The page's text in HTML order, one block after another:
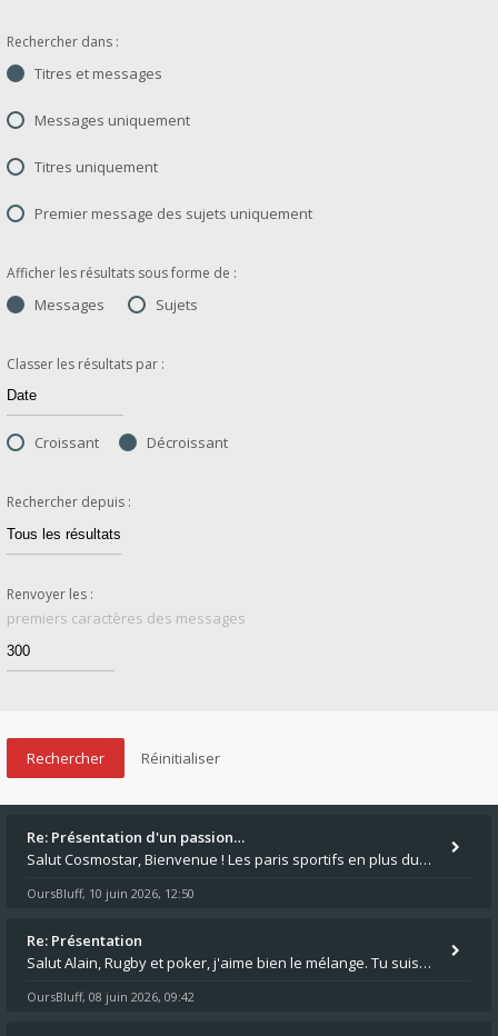
Rechercher dans :
Titres et messages
Messages uniquement
Titres uniquement
Premier message des sujets uniquement
Afficher les résultats sous forme de :
Messages Sujets
Classer les résultats par :
Croissant Décroissant
Rechercher depuis :
Renvoyer les :
premiers caractères des messages
Re: Présentation d'un passion…
Salut Cosmostar, Bienvenue ! Les paris sportifs en plus du poker, c'est ce que je fais aussi. Surtout la NBA, je mise su
OursBluff, 10 juin 2026, 12:50
Re: Présentation
Salut Alain, Rugby et poker, j'aime bien le mélange. Tu suis le rugby du coin ? Moi j'essaie d'aller voir des matchs de
OursBluff, 08 juin 2026, 09:42